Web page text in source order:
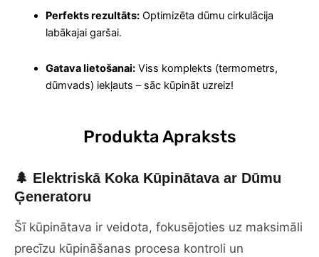
Perfekts rezultāts:Optimizēta dūmu cirkulācija
labākajai garšai.
Gatava lietošanai:Viss komplekts (termometrs,
dūmvads) iekļauts – sāc kūpināt uzreiz!
Produkta Apraksts
🌲 Elektriskā Koka Kūpinātava ar Dūmu
Ģeneratoru
Šī kūpinātava ir veidota, fokusējoties uz maksimāli
precīzu kūpināšanas procesa kontroli un